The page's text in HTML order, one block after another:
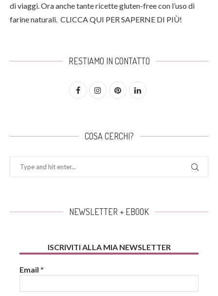
di viaggi. Ora anche tante ricette gluten-free con l’uso di
farine naturali. CLICCA QUI PER SAPERNE DI PIÙ!
RESTIAMO IN CONTATTO
COSA CERCHI?
NEWSLETTER + EBOOK
ISCRIVITI ALLA MIA NEWSLETTER
Email *